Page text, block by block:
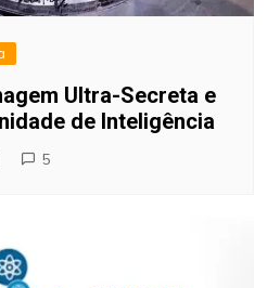
Ultra-Secreta e
de Inteligência
5